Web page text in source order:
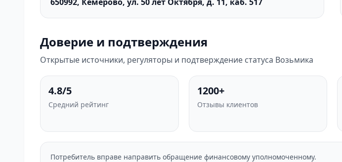
Доверие и подтверждения
Открытые источники, регуляторы и подтверждение статуса Возьмика
4.8/5
Средний рейтинг
1200+
Отзывы клиентов
Потребитель вправе направить обращение финансовому уполномоченному.